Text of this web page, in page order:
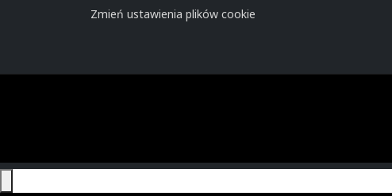
Zmień ustawienia plików cookie